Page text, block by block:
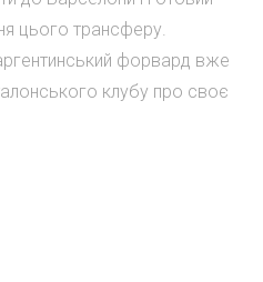
цього трансферу.
форвард вже
клубу про своє